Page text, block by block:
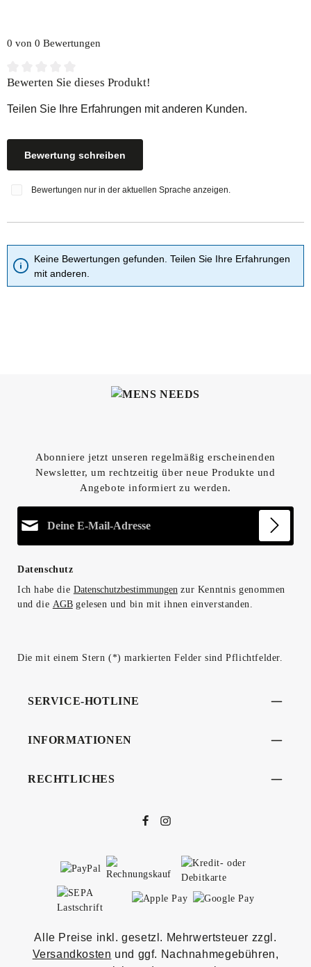
0 von 0 Bewertungen
Durchschnittliche Bewertung von 0 von 5 Sternen
Bewerten Sie dieses Produkt!
Teilen Sie Ihre Erfahrungen mit anderen Kunden.
Bewertung schreiben
Bewertungen nur in der aktuellen Sprache anzeigen.
Keine Bewertungen gefunden. Teilen Sie Ihre Erfahrungen
mit anderen.
Abonniere jetzt unseren regelmäßig erscheinenden
Newsletter, um rechtzeitig über neue Produkte und
Angebote informiert zu werden.
Datenschutz
Ich habe die Datenschutzbestimmungen zur Kenntnis genommen
und die AGBgelesen und bin mit ihnen einverstanden.
Die mit einem Stern (*) markierten Felder sind Pflichtfelder.
SERVICE-HOTLINE
INFORMATIONEN
RECHTLICHES
Alle Preise inkl. gesetzl. Mehrwertsteuer zzgl.
Versandkosten und ggf. Nachnahmegebühren,